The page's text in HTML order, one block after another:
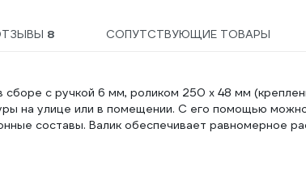
8 СОПУТСТВУЮЩИЕ ТОВАРЫ
сборе с ручкой 6 мм, роликом 250 х 48 мм
на улице или в помещении. С его помощью
составы. Валик обеспечивает равномерное